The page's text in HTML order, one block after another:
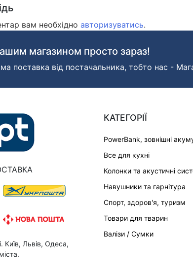
вам необхідно авторизуватись.
магазином просто зараз!
поставка від постачальника, тобто нас -
Київ, Львів, Одеса,
КАТЕГОРІЇ
PowerBank, зовнішні
Все для кухні
Колонки та акустичні
Навушники та гарнітура
Спорт, здоров'я, туризм
Товари для тварин
Валізи / Сумки